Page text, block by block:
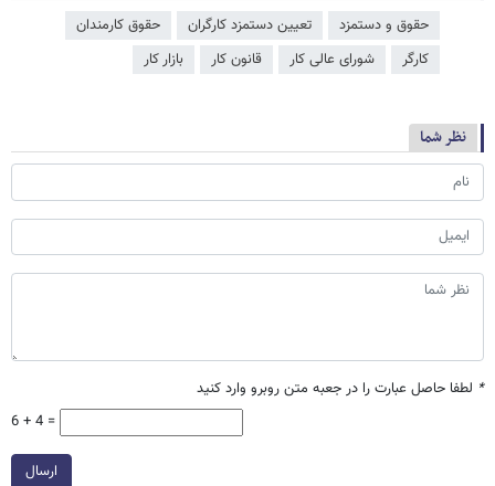
حقوق و دستمزد تعیین دستمزد کارگران
حقوق کارمندان
کارگر
شورای عالی کار قانون کار بازار کار
نظر شما
* لطفا حاصل عبارت را در جعبه متن روبرو وارد کنید
6 + 4 =
ارسال